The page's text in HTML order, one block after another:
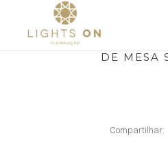
DE MESA
Compartilhar: